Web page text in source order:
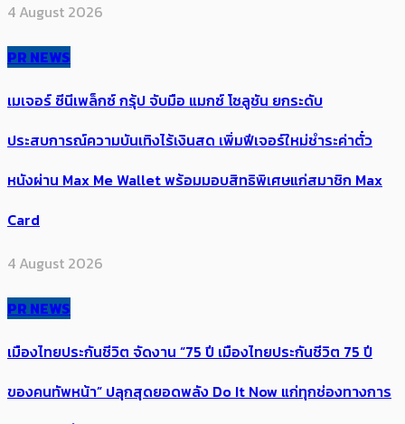
4 August 2026
PR NEWS
เมเจอร์ ซีนีเพล็กซ์ กรุ้ป จับมือ แมกซ์ โซลูชัน ยกระดับ
ประสบการณ์ความบันเทิงไร้เงินสด เพิ่มฟีเจอร์ใหม่ชำระค่าตั๋ว
หนังผ่าน Max Me Wallet พร้อมมอบสิทธิพิเศษแก่สมาชิก Max
Card
4 August 2026
PR NEWS
เมืองไทยประกันชีวิต จัดงาน “75 ปี เมืองไทยประกันชีวิต 75 ปี
ของคนทัพหน้า” ปลุกสุดยอดพลัง Do It Now แก่ทุกช่องทางการ